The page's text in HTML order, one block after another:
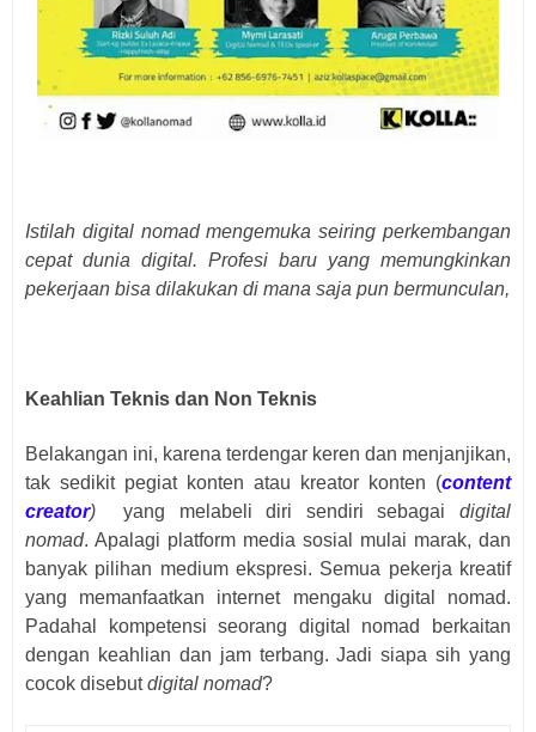
Istilah digital nomad mengemuka seiring perkembangan
cepat dunia digital. Profesi baru yang memungkinkan
pekerjaan bisa dilakukan di mana saja pun bermunculan,
Keahlian Teknis dan Non Teknis
Belakangan ini, karena terdengar keren dan menjanjikan,
tak sedikit pegiat konten atau kreator konten (content
creator) yang melabeli diri sendiri sebagai digital
nomad. Apalagi platform media sosial mulai marak, dan
banyak pilihan medium ekspresi. Semua pekerja kreatif
yang memanfaatkan internet mengaku digital nomad.
Padahal kompetensi seorang digital nomad berkaitan
dengan keahlian dan jam terbang. Jadi siapa sih yang
cocok disebutdigital nomad?